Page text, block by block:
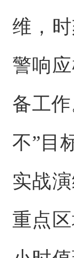
维，
警响
备工
不”目
实战
重点